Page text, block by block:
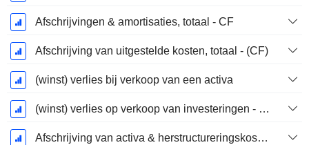
Afschrijvingen & amortisaties, totaal - CF
Afschrijving van uitgestelde kosten, totaal - (CF)
(winst) verlies bij verkoop van een activa
(winst) verlies op verkoop van investeringen - (CF)
Afschrijving van activa & herstructureringskosten